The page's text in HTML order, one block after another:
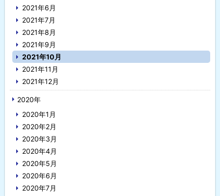
2021年6月
2021年7月
2021年8月
2021年9月
2021年10月
2021年11月
2021年12月
2020年
2020年1月
2020年2月
2020年3月
2020年4月
2020年5月
2020年6月
2020年7月